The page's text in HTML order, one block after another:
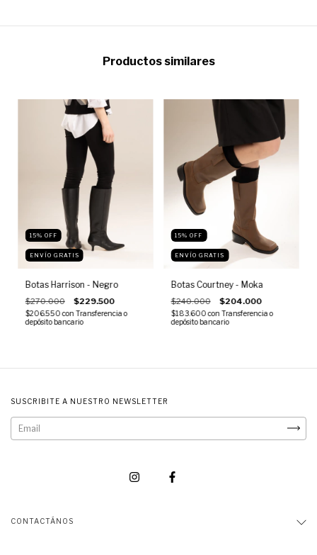
Productos similares
15% OFF
ENVÍO GRATIS
Botas Harrison - Negro
$270.000 $229.500
$206.550con Transferencia o
depósito bancario
15%OFF
ENVÍO GRATIS
Botas Courtney - Moka
$240.000 $204.000
$183.600con Transferencia o
depósito bancario
SUSCRIBITE A NUESTRO NEWSLETTER
CONTACTÁNOS